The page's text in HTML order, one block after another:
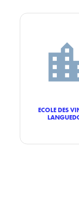
ECOLE DES